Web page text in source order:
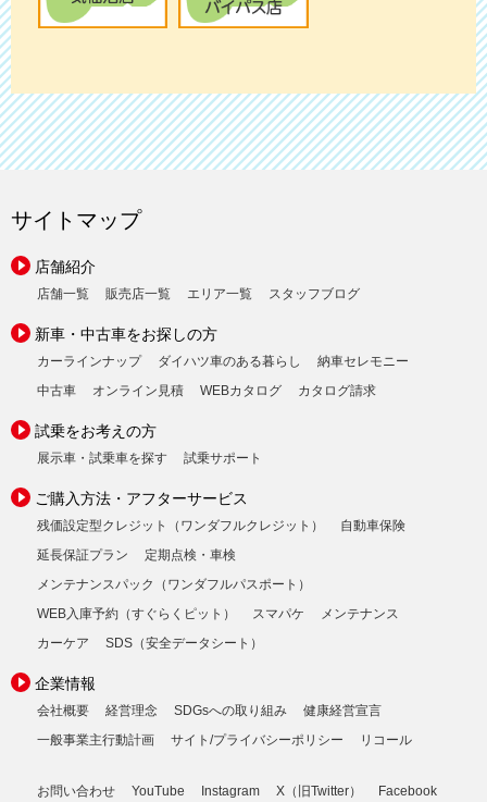
サイトマップ
店舗紹介
店舗一覧 販売店一覧 エリア一覧 スタッフブログ
新車・中古車をお探しの方
カーラインナップ ダイハツ車のある暮らし
納車セレモニー
中古車
オンライン見積 WEBカタログ カタログ請求
試乗をお考えの方
展示車・試乗車を探す 試乗サポート
ご購入方法・アフターサービス
残価設定型クレジット（ワンダフルクレジット）
自動車保険
延長保証プラン
定期点検・車検
メンテナンスパック（ワンダフルパスポート）
WEB入庫予約（すぐらくピット）
スマパケ
メンテナンス
カーケア
SDS（安全データシート）
企業情報
会社概要 経営理念 SDGsへの取り組み
健康経営宣言
一般事業主行動計画
サイト/プライバシーポリシー リコール
お問い合わせ YouTube Instagram X（旧Twitter） Facebook